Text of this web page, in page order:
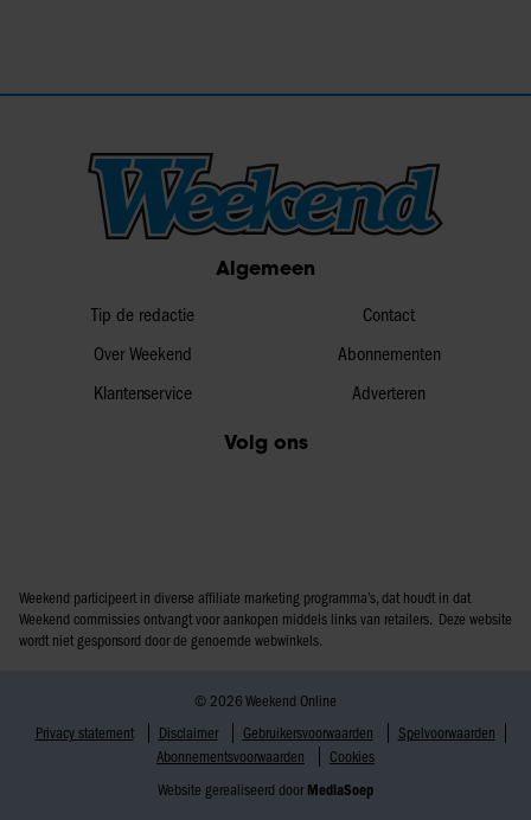
Algemeen
Tip de redactie
Over Weekend
Klantenservice
Contact
Abonnementen
Adverteren
Volg ons
Weekend participeert in diverse affiliate marketing programma’s, dat houdt in dat
Weekend commissies ontvangt voor aankopen middels links van retailers. Deze website
wordt niet gesponsord door de genoemde webwinkels.
© 2026 Weekend Online
Privacy statement
Disclaimer Gebruikersvoorwaarden
Spelvoorwaarden
Abonnementsvoorwaarden
Cookies
Website gerealiseerd door MediaSoep